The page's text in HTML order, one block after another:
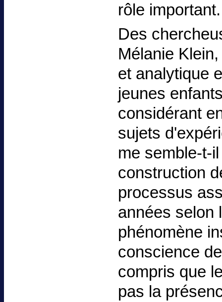
rôle important.
Des
Mélanie
et analytique
jeunes
considérant
sujets
me semble-t-
construction
processus
années selon
phénomène
conscience
compris que
pas la